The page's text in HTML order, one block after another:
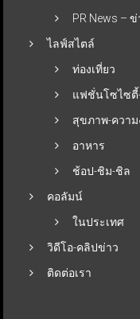
PR News –
ไลฟ์สไตล์
ท่องเที่ยว
แฟชั่นโซไซตี้
สุขภาพ-ความ
อาหาร
ช้อป-ชิม-ชิล
คอลัมน์
ในประเทศ
วิดีโอ-คลิปข่าว
ติดต่อเรา